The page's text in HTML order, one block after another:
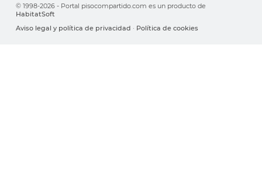
© 1998-2026 - Portal pisocompartido.com es un producto de
HabitatSoft
Aviso legal y política de privacidad · Política de cookies